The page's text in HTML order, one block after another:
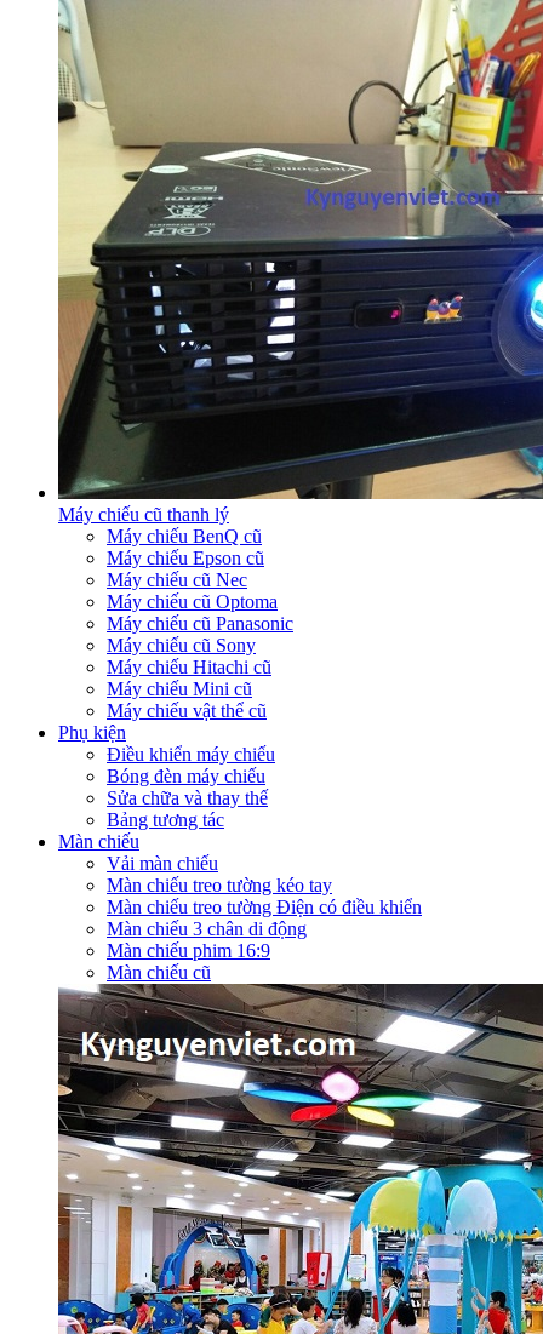
Máy chiếu cũ thanh lý
Máy chiếu BenQ cũ
Máy chiếu Epson cũ
Máy chiếu cũ Nec
Máy chiếu cũ Optoma
Máy chiếu cũ Panasonic
Máy chiếu cũ Sony
Máy chiếu Hitachi cũ
Máy chiếu Mini cũ
Máy chiếu vật thể cũ
Phụ kiện
Điều khiển máy chiếu
Bóng đèn máy chiếu
Sửa chữa và thay thế
Bảng tương tác
Màn chiếu
Vải màn chiếu
Màn chiếu treo tường kéo tay
Màn chiếu treo tường Điện có điều khiển
Màn chiếu 3 chân di động
Màn chiếu phim 16:9
Màn chiếu cũ